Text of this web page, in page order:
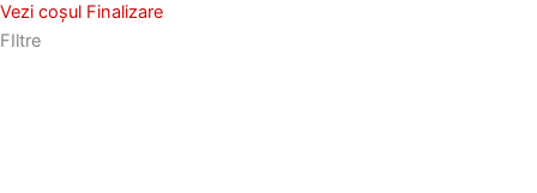
Vezi coșul Finalizare
FIltre